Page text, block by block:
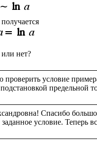
проверить условие
Спасибо